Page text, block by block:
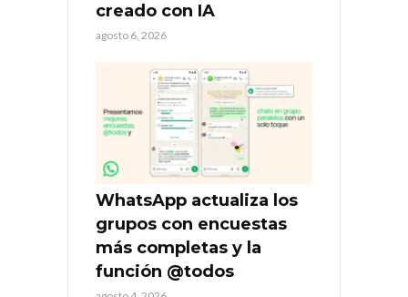
creado con IA
agosto 6, 2026
WhatsApp actualiza los
grupos con encuestas
más completas y la
función @todos